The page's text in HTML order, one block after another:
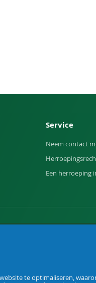
Service
Neem contact
Een herroeping
te optimaliseren,